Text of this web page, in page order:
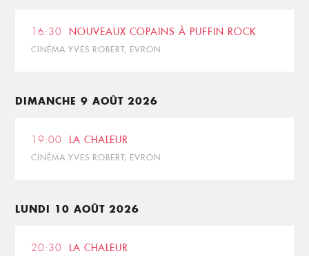
16:30 NOUVEAUX COPAINS À PUFFIN ROCK
CINÉMA YVES ROBERT, EVRON
DIMANCHE 9 AOÛT 2026
19:00 LA CHALEUR
CINÉMA YVES ROBERT, EVRON
LUNDI 10 AOÛT 2026
20:30 LA CHALEUR